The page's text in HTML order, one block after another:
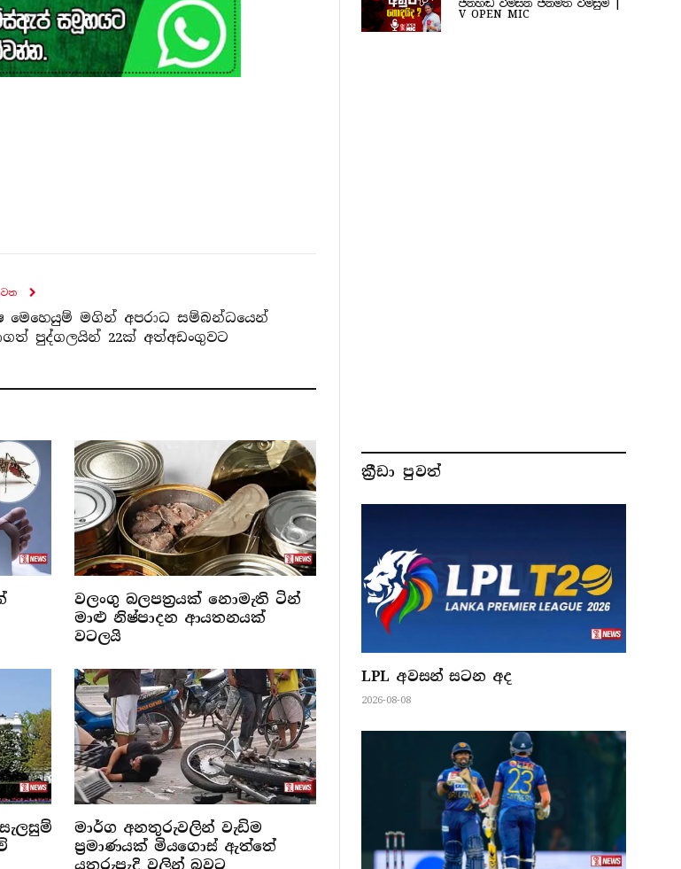
මෙහෙයුම් මගින් අපරාධ සම්බන්ධයෙන්
පුද්ගලයින් 22ක් අත්අඩංගුවට
වලංගු බලපත්‍රයක් නොමැති ටින්
මාළු නිෂ්පාදන ආයතනයක්
වටලයි
මාර්ග අනතුරුවලින් වැඩිම
ප්‍රමාණයක් මියගොස් ඇත්තේ
යතුරුපැදි වලින් බවට
ජනහඬ විමසන ජනමත විමසුම |
V OPEN MIC
ක්‍රීඩා පුවත්
LPL අවසන් සටන අද
2026-08-08